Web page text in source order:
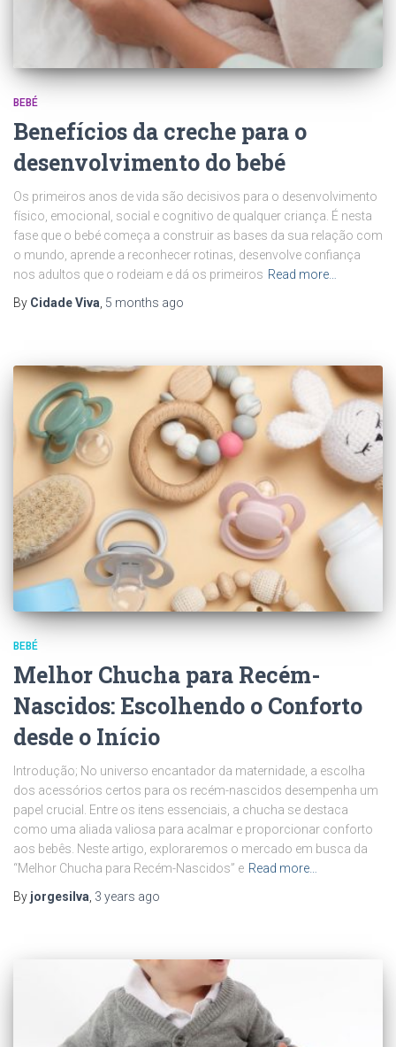
BEBÉ
Benefícios da creche para o
desenvolvimento do bebé
Os primeiros anos de vida são decisivos para o desenvolvimento
físico, emocional, social e cognitivo de qualquer criança. É nesta
fase que o bebé começa a construir as bases da sua relação com
o mundo, aprende a reconhecer rotinas, desenvolve confiança
nos adultos que o rodeiam e dá os primeiros Read more…
By Cidade Viva 5 months ago
BEBÉ
Melhor Chucha para Recém-
Nascidos: Escolhendo o Conforto
desde o Início
Introdução; No universo encantador da maternidade, a escolha
dos acessórios certos para os recém-nascidos desempenha um
papel crucial. Entre os itens essenciais, a chucha se destaca
como uma aliada valiosa para acalmar e proporcionar conforto
aos bebês. Neste artigo, exploraremos o mercado em busca da
“Melhor Chucha para Recém-Nascidos” e Read more…
By jorgesilva, 3 years ago